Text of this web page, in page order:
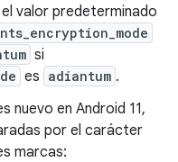
valor predeterminado
si
es adiantum .
nuevo en Android 11,
por el carácter
marcas: